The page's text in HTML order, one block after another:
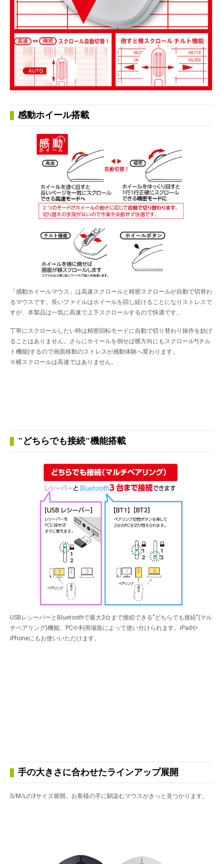
感動ホイール搭載
「感動ホイールマウス」は高速スクロールと精密スクロールが自動で切替わ
るマウスです。長いファイルはホイールを回し続けることになりストレスで
すが、本製品は一気に高速で上下スクロールするので快適です。
丁寧にスクロールしたい時は精密回転モードに自動で切り替わり操作を妨げ
ることはありません。さらにホイールを倒せば横方向にもスクロール*(チル
ト機能)するので画面移動のストレスが感動体験へ変わります。
※横スクロールは高速ではありません。
"どちらでも接続"機能搭載
USBレシーバーとBluetoothで最大3台まで接続できる"どちらでも接続"(マル
チペアリング)機能。PCや利用場面によって使い分けられます。iPadや
iPhoneにもお使いいただけます。
手の大きさに合わせたラインアップ展開
S/M/Lの3サイズ展開。お客様の手に馴染むマウスがきっと見つかります。